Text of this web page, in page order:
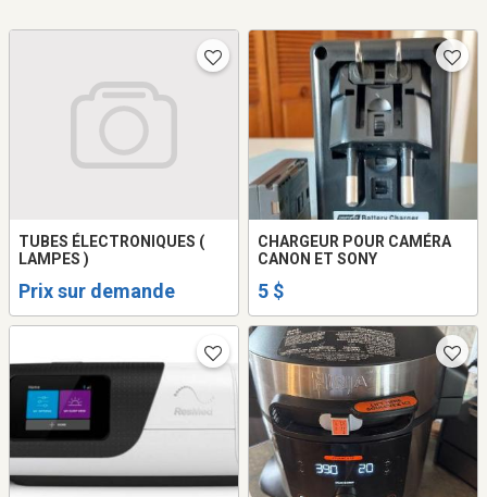
TUBES ÉLECTRONIQUES (
LAMPES )
Prix sur demande
CHARGEUR POUR CAMÉRA
CANON ET SONY
5 $